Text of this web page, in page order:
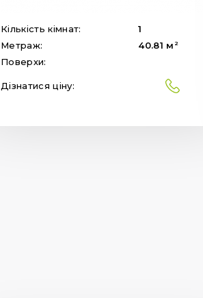
Кількість кімнат:
1
Метраж:
40.81 м 2
Поверхи:
Дізнатися ціну: